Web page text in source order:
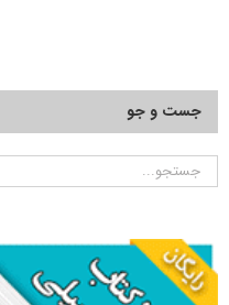
جست و جو
جستجو